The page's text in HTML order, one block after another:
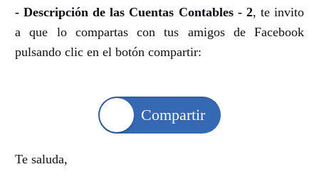
- Descripción de las Cuentas Contables - 2, te invito
a que lo compartas con tus amigos de Facebook
pulsando clic en el botón compartir:
Compartir
Te saluda,